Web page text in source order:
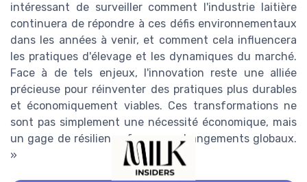
intéressant de surveiller comment l'industrie laitière
continuera de répondre à ces défis environnementaux
dans les années à venir, et comment cela influencera
les pratiques d'élevage et les dynamiques du marché.
Face à de tels enjeux, l'innovation reste une alliée
précieuse pour réinventer des pratiques plus durables
et économiquement viables. Ces transformations ne
sont pas simplement une nécessité économique, mais
un gage de résilience face aux changements globaux.
»